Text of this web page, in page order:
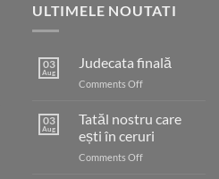
ULTIMELE NOUTATI
03
Aug
Judecata finală
Comments Offon
03
Aug
Tatăl nostru care
ești în ceruri
Comments Offon